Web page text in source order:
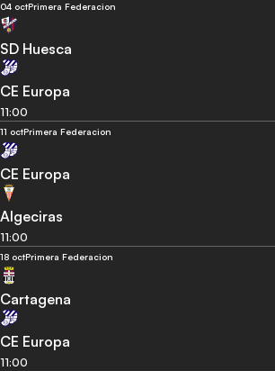
04 octPrimera Federacion
SD Huesca
CE Europa
11:00
11 octPrimera Federacion
CE Europa
Algeciras
11:00
18 octPrimera Federacion
Cartagena
CE Europa
11:00